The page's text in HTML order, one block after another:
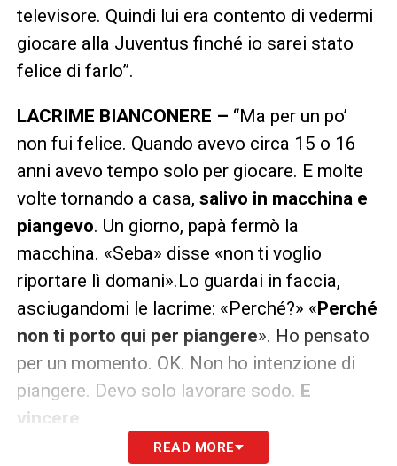
televisore. Quindi lui era contento di vedermi
giocare alla Juventus finché io sarei stato
felice di farlo”.
LACRIME BIANCONERE – “Ma per un po’
non fui felice. Quando avevo circa 15 o 16
anni avevo tempo solo per giocare. E molte
volte tornando a casa, salivo in macchina e
piangevo. Un giorno, papà fermò la
macchina. «Seba» disse «non ti voglio
riportare lì domani».Lo guardai in faccia,
asciugandomi le lacrime: «Perché?» «Perché
non ti porto qui per piangere». Ho pensato
per un momento. OK. Non ho intenzione di
piangere. Devo solo lavorare sodo. E
vincere
READ MORE